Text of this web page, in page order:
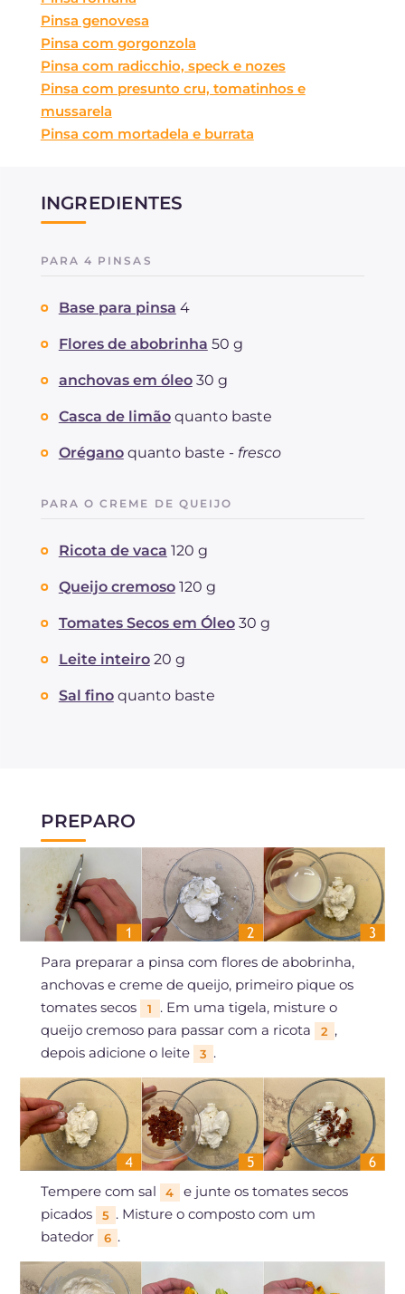
Pinsa genovesa
Pinsa com gorgonzola
Pinsa com radicchio, speck e nozes
Pinsa com presunto cru, tomatinhos e
mussarela
Pinsa com mortadela e burrata
INGREDIENTES
PARA 4 PINSAS
Base para pinsa 4
Flores de abobrinha 50 g
anchovas em óleo 30 g
Casca de limão quanto baste
Orégano quanto baste - fresco
PARA O CREME DE QUEIJO
Ricota de vaca 120 g
Queijo cremoso 120 g
Tomates Secos em Óleo 30 g
Leite inteiro 20 g
Sal fino quanto baste
PREPARO
Para preparar a pinsa com flores de abobrinha,
anchovas e creme de queijo, primeiro pique os
tomates secos
1
. Em uma tigela, misture o
queijo cremoso para passar com a ricota
2 ,
depois adicione o leite
3 .
Tempere com sal 4
e junte os tomates secos
picados
5 . Misture o composto com um
batedor
6 .